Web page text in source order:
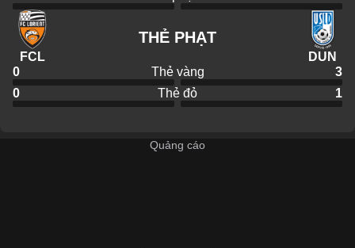
FCL
THẺ PHẠT
DUN
0
Thẻ vàng
3
0
Thẻ đỏ 1
Quảng cáo